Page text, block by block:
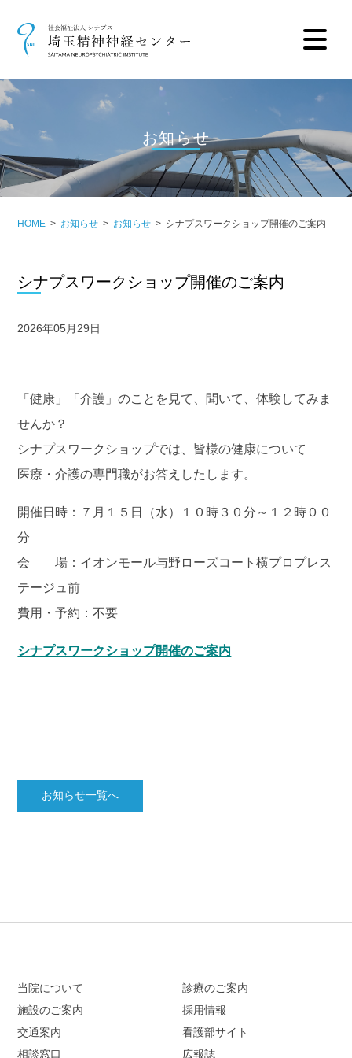
お知らせ
HOME お知らせ お知らせ シナプスワークショップ開催のご案内
シナプスワークショップ開催のご案内
2026年05月29日
「健康」「介護」のことを見て、聞いて、体験してみま
せんか？
シナプスワークショップでは、皆様の健康について
医療・介護の専門職がお答えしたします。
開催日時：７月１５日（水）１０時３０分～１２時００
分
会 場：イオンモール与野ローズコート横プロプレス
テージュ前
費用・予約：不要
シナプスワークショップ開催のご案内
お知らせ一覧へ
当院について
診療のご案内
施設のご案内
交通案内
相談窓口
採用情報
看護部サイト
広報誌